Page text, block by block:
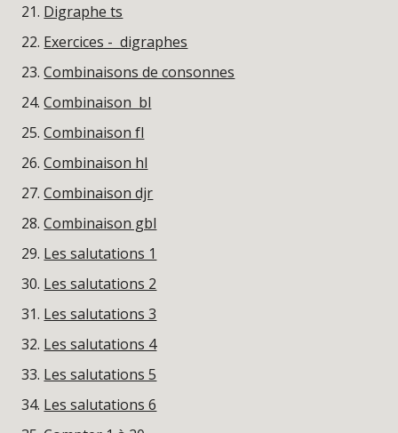
Digraphe ts
Exercices - digraphes
Combinaisons de consonnes
Combinaison bl
Combinaison fl
Combinaison hl
Combinaison djr
Combinaison gbl
Les salutations 1
Les salutations 2
Les salutations 3
Les salutations 4
Les salutations 5
Les salutations 6